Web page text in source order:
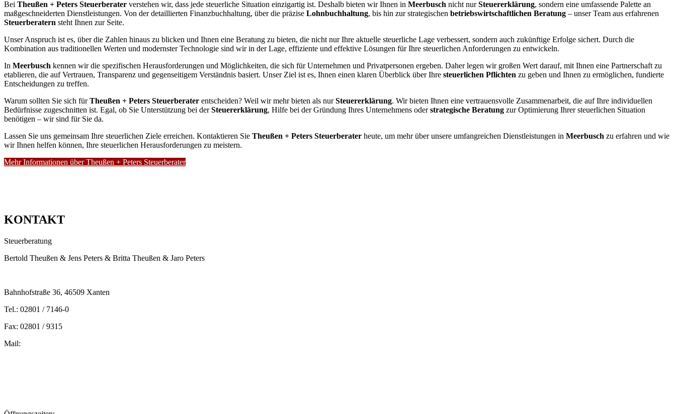
Bei Theußen + Peters Steuerberater verstehen wir, dass jede steuerliche Situation einzigartig ist. Deshalb bieten wir Ihnen in Meerbusch nicht nurSteuererklärung, sondern eine umfassende Palette an
maßgeschneiderten Dienstleistungen. Von der detaillierten Finanzbuchhaltung, über die präzise Lohnbuchhaltung, bis hin zur strategischen betriebswirtschaftlichen Beratung – unser Team aus erfahrenen
Steuerberatern steht Ihnen zur Seite.
Unser Anspruch ist es, über die Zahlen hinaus zu blicken und Ihnen eine Beratung zu bieten, die nicht nur Ihre aktuelle steuerliche Lage verbessert, sondern auch zukünftige Erfolge sichert. Durch die
Kombination aus traditionellen Werten und modernster Technologie sind wir in der Lage, effiziente und effektive Lösungen für Ihre steuerlichen Anforderungen zu entwickeln.
In Meerbusch kennen wir die spezifischen Herausforderungen und Möglichkeiten, die sich für Unternehmen und Privatpersonen ergeben. Daher legen wir großen Wert darauf, mit Ihnen eine Partnerschaft zu
etablieren, die auf Vertrauen, Transparenz und gegenseitigem Verständnis basiert. Unser Ziel ist es, Ihnen einen klaren Überblick über Ihre steuerlichen Pflichten zu geben und Ihnen zu ermöglichen, fundierte
Entscheidungen zu treffen.
Warum sollten Sie sich fürTheußen + Peters Steuerberater entscheiden? Weil wir mehr bieten als nurSteuererklärung. Wir bieten Ihnen eine vertrauensvolle Zusammenarbeit, die auf Ihre individuellen
Bedürfnisse zugeschnitten ist. Egal, ob Sie Unterstützung bei derSteuererklärung, Hilfe bei der Gründung Ihres Unternehmens oderstrategische Beratung zur Optimierung Ihrer steuerlichen Situation
benötigen – wir sind für Sie da.
Lassen Sie uns gemeinsam Ihre steuerlichen Ziele erreichen. Kontaktieren Sie Theußen + Peters Steuerberater heute, um mehr über unsere umfangreichen Dienstleistungen in Meerbusch zu erfahren und wie
wir Ihnen helfen können, Ihre steuerlichen Herausforderungen zu meistern.
Mehr Informationen über Theußen + Peters Steuerberater
KONTAKT
Steuerberatung
Bertold Theußen & Jens Peters & Britta Theußen & Jaro Peters
Bahnhofstraße 36, 46509 Xanten
Tel.: 02801 / 7146-0
Fax: 02801 / 9315
Mail: